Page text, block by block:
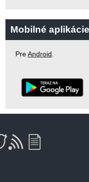
Mobilné aplikácie
PreAndroid